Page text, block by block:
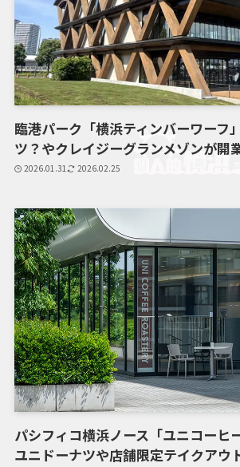
臨港パーク「横浜ティンバーワーフ
ツ？やクレイジーグランメゾンが開
2026.01.31 2026.02.25
パシフィコ横浜ノース「ユニコーヒ
ユニドーナツや店舗限定テイクアウ